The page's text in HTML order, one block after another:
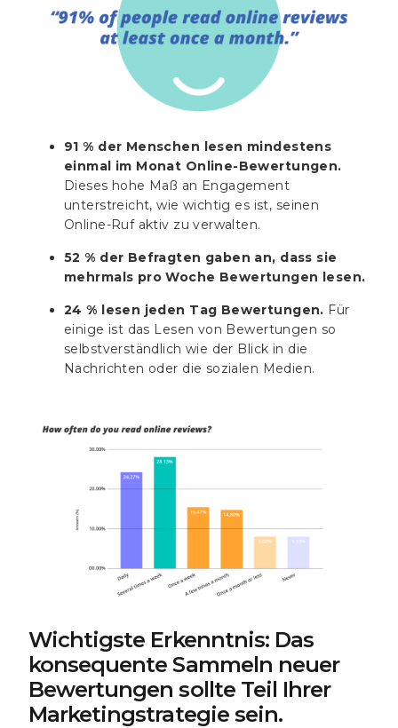
91 % der Menschen lesen mindestens
einmal im Monat Online-Bewertungen.
Dieses hohe Maß an Engagement
unterstreicht, wie wichtig es ist, seinen
Online-Ruf aktiv zu verwalten.
52 % der Befragten gaben an, dass sie
mehrmals pro Woche Bewertungen lesen.
24 % lesen jeden Tag Bewertungen. Für
einige ist das Lesen von Bewertungen so
selbstverständlich wie der Blick in die
Nachrichten oder die sozialen Medien.
Wichtigste Erkenntnis: Das
konsequente Sammeln neuer
Bewertungen sollte Teil Ihrer
Marketingstrategie sein.